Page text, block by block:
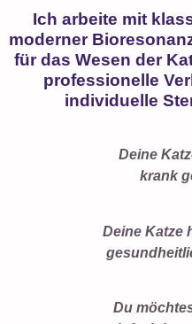
Ich arbeite mit
moderner
für das Wesen der
professionelle
individuelle
Deine
krank
Deine Katze
Du